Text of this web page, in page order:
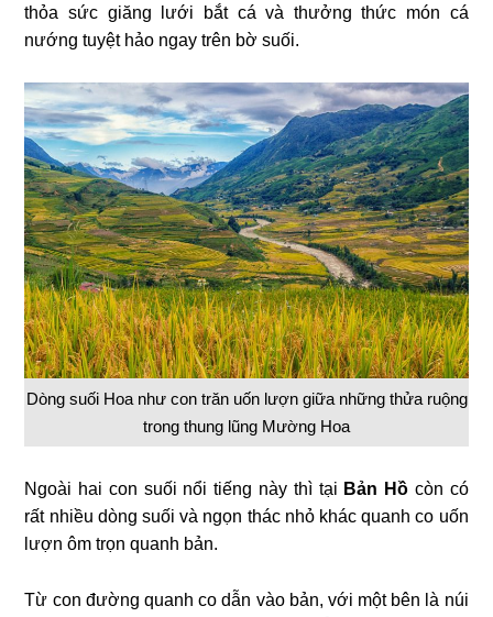
thỏa sức giăng lưới bắt cá và thưởng thức món cá
nướng tuyệt hảo ngay trên bờ suối.
Dòng suối Hoa như con trăn uốn lượn giữa những thửa ruộng
trong thung lũng Mường Hoa
Ngoài hai con suối nổi tiếng này thì tại Bản Hồ còn có
rất nhiều dòng suối và ngọn thác nhỏ khác quanh co uốn
lượn ôm trọn quanh bản.
Từ con đường quanh co dẫn vào bản, với một bên là núi